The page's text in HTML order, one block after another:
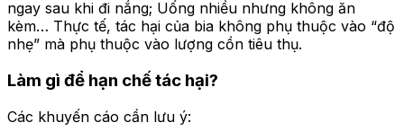
ngay sau khi đi nắng; Uống nhiều nhưng không ăn
kèm… Thực tế, tác hại của bia không phụ thuộc vào “độ
nhẹ” mà phụ thuộc vào lượng cồn tiêu thụ.
Làm gì để hạn chế tác hại?
Các khuyến cáo cần lưu ý: